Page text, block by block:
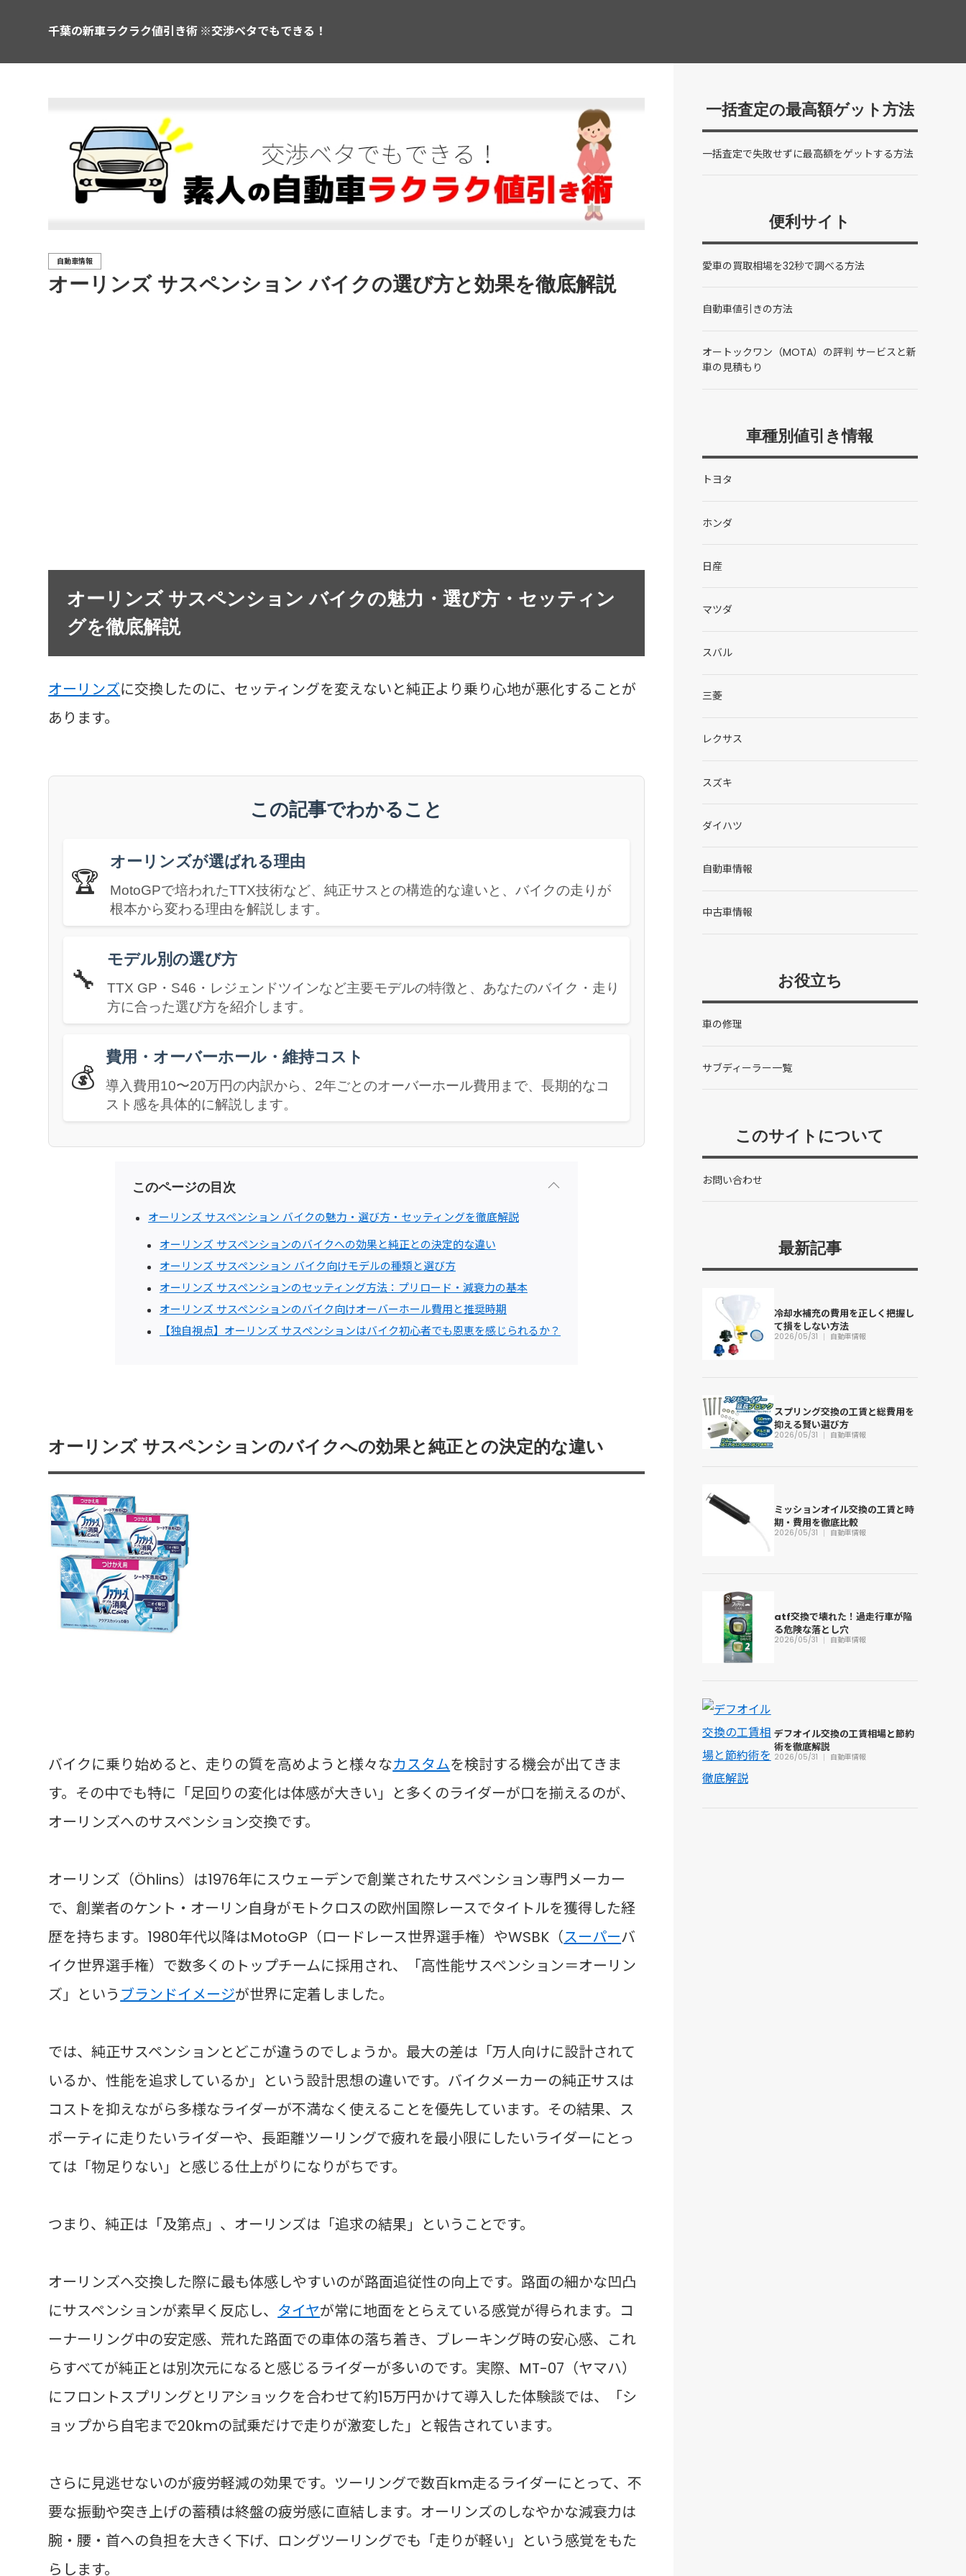
千葉の新車ラクラク値引き術 ※交渉ベタでもできる！
オーリンズ サスペンション バイクの選び方と効果を徹底解説
自動車情報
オーリンズ サスペンション バイクの魅力・選び方・セッティン
グを徹底解説
オーリンズに交換したのに、セッティングを変えないと純正より乗り心地が悪化することが
あります。
この記事でわかること
🏆
オーリンズが選ばれる理由
MotoGPで培われたTTX技術など、純正サスとの構造的な違いと、バイクの走りが
根本から変わる理由を解説します。
🔧
モデル別の選び方
TTX GP・S46・レジェンドツインなど主要モデルの特徴と、あなたのバイク・走り
方に合った選び方を紹介します。
💰
費用・オーバーホール・維持コスト
導入費用10〜20万円の内訳から、2年ごとのオーバーホール費用まで、長期的なコ
スト感を具体的に解説します。
このページの目次
オーリンズ サスペンション バイクの魅力・選び方・セッティングを徹底解説
オーリンズ サスペンションのバイクへの効果と純正との決定的な違い
オーリンズ サスペンション バイク向けモデルの種類と選び方
オーリンズ サスペンションのセッティング方法：プリロード・減衰力の基本
オーリンズ サスペンションのバイク向けオーバーホール費用と推奨時期
【独自視点】オーリンズ サスペンションはバイク初心者でも恩恵を感じられるか？
オーリンズ サスペンションのバイクへの効果と純正との決定的な違い
バイクに乗り始めると、走りの質を高めようと様々なカスタムを検討する機会が出てきま
す。その中でも特に「足回りの変化は体感が大きい」と多くのライダーが口を揃えるのが、
オーリンズへのサスペンション交換です。
オーリンズ（Öhlins）は1976年にスウェーデンで創業されたサスペンション専門メーカー
で、創業者のケント・オーリン自身がモトクロスの欧州国際レースでタイトルを獲得した経
歴を持ちます。1980年代以降はMotoGP（ロードレース世界選手権）やWSBK（スーパーバ
イク世界選手権）で数多くのトップチームに採用され、「高性能サスペンション＝オーリン
ズ」という ブランドイメージが世界に定着しました。
では、純正サスペンションとどこが違うのでしょうか。最大の差は「万人向けに設計されて
いるか、性能を追求しているか」という設計思想の違いです。バイクメーカーの純正サスは
コストを抑えながら多様なライダーが不満なく使えることを優先しています。その結果、ス
ポーティに走りたいライダーや、長距離ツーリングで疲れを最小限にしたいライダーにとっ
ては「物足りない」と感じる仕上がりになりがちです。
つまり、純正は「及第点」、オーリンズは「追求の結果」ということです。
オーリンズへ交換した際に最も体感しやすいのが路面追従性の向上です。路面の細かな凹凸
にサスペンションが素早く反応し、 タイヤが常に地面をとらえている感覚が得られます。コ
ーナーリング中の安定感、荒れた路面での車体の落ち着き、ブレーキング時の安心感、これ
らすべてが純正とは別次元になると感じるライダーが多いのです。実際、MT-07（ヤマハ）
にフロントスプリングとリアショックを合わせて約15万円かけて導入した体験談では、「シ
ョップから自宅まで20kmの試乗だけで走りが激変した」と報告されています。
さらに見逃せないのが疲労軽減の効果です。ツーリングで数百km走るライダーにとって、不
要な振動や突き上げの蓄積は終盤の疲労感に直結します。オーリンズのしなやかな減衰力は
腕・腰・首への負担を大きく下げ、ロングツーリングでも「走りが軽い」という感覚をもた
らします。
一括査定の最高額ゲット方法
一括査定で失敗せずに最高額をゲットする方法
便利サイト
愛車の買取相場を32秒で調べる方法
自動車値引きの方法
オートックワン（MOTA）の評判 サービスと新
車の見積もり
車種別値引き情報
トヨタ
ホンダ
日産
マツダ
スバル
三菱
レクサス
スズキ
ダイハツ
自動車情報
中古車情報
お役立ち
車の修理
サブディーラー一覧
このサイトについて
お問い合わせ
最新記事
冷却水補充の費用を正しく把握し
て損をしない方法
2026/05/31 自動車情報
スプリング交換の工賃と総費用を
抑える賢い選び方
2026/05/31 自動車情報
ミッションオイル交換の工賃と時
期・費用を徹底比較
2026/05/31 自動車情報
atf交換で壊れた！過走行車が陥
る危険な落とし穴
2026/05/31 自動車情報
デフオイル交換の工賃相場と節約
術を徹底解説
2026/05/31 自動車情報